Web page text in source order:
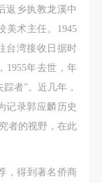
返乡执教龙溪中
美术主任。1945
台湾接收日据时
1955年去世，年
者”。近几年，
记录郭应麟历史
者的视野，在此
，得到著名侨商